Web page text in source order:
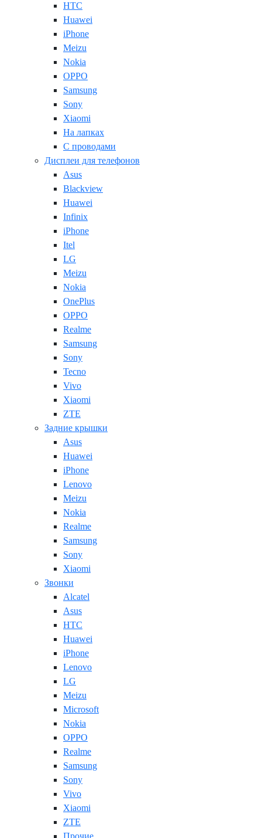
HTC
Huawei
iPhone
Meizu
Nokia
OPPO
Samsung
Sony
Xiaomi
На лапках
С проводами
Дисплеи для телефонов
Asus
Blackview
Huawei
Infinix
iPhone
Itel
LG
Meizu
Nokia
OnePlus
OPPO
Realme
Samsung
Sony
Tecno
Vivo
Xiaomi
ZTE
Задние крышки
Asus
Huawei
iPhone
Lenovo
Meizu
Nokia
Realme
Samsung
Sony
Xiaomi
Звонки
Alcatel
Asus
HTC
Huawei
iPhone
Lenovo
LG
Meizu
Microsoft
Nokia
OPPO
Realme
Samsung
Sony
Vivo
Xiaomi
ZTE